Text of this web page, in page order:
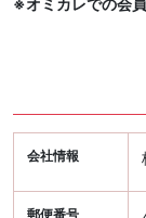
※オミカレでの会
会社情報
郵便番号